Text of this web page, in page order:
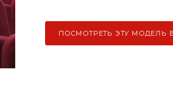
ПОСМОТРЕТЬ ЭТУ МОДЕЛЬ